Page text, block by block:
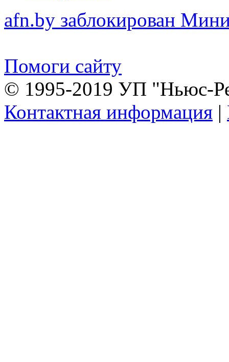
afn.by заблокирован
Помоги сайту
© 1995-2019 УП "Ньюс-
Контактная информация |